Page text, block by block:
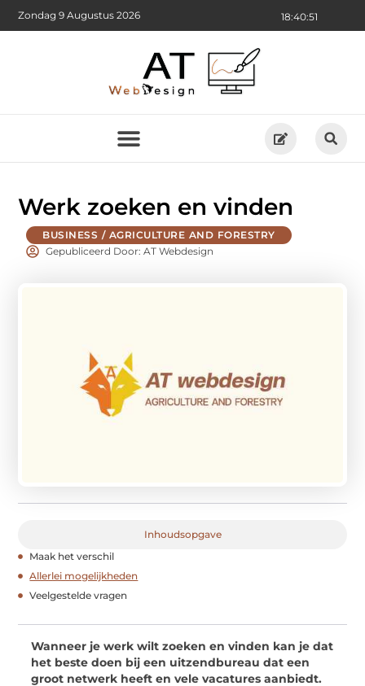
18:40:52
Zondag 9 Augustus 2026
Werk zoeken en vinden
BUSINESS / AGRICULTURE AND FORESTRY
Gepubliceerd Door: AT Webdesign
Inhoudsopgave
Maak het verschil
Allerlei mogelijkheden
Veelgestelde vragen
Wanneer je werk wilt zoeken en vinden kan je dat
het beste doen bij een uitzendbureau dat een
groot netwerk heeft en vele vacatures aanbiedt.